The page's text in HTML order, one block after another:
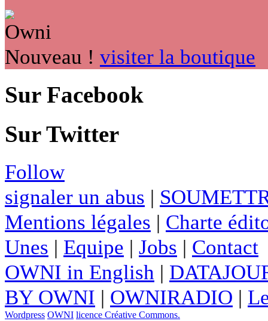
Nouveau ! visiter la boutique
Sur Facebook
Sur Twitter
Follow
signaler un abus |
Mentions légales | Charte
Unes | Equipe | Jobs | Contact
OWNI in English |
BY OWNI | OWNIRADIO |
Wordpress OWNI licence Créative Commons.